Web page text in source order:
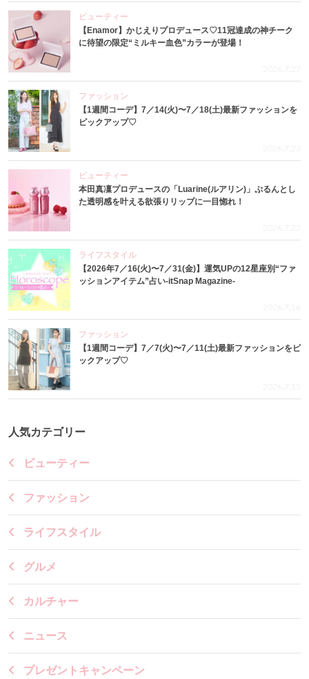
ビューティー
【Enamor】かじえりプロデュース♡11冠達成の神チーク
に待望の限定“ミルキー血色”カラーが登場！
2026.7.27
ファッション
【1週間コーデ】7／14(火)〜7／18(土)最新ファッションを
ピックアップ♡
2026.7.23
ビューティー
本田真凜プロデュースの「Luarine(ルアリン)」ぷるんとし
た透明感を叶える欲張りリップに一目惚れ！
2026.7.22
ライフスタイル
【2026年7／16(火)〜7／31(金)】運気UPの12星座別“ファ
ッションアイテム”占い-itSnap Magazine-
2026.7.16
ファッション
【1週間コーデ】7／7(火)〜7／11(土)最新ファッションをピ
ックアップ♡
2026.7.15
人気カテゴリー
ビューティー
ファッション
ライフスタイル
グルメ
カルチャー
ニュース
プレゼントキャンペーン